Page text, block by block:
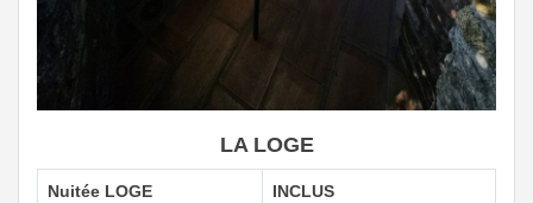
LA LOGE
Nuitée LOGE INCLUS